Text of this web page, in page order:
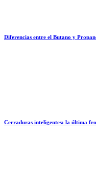
Diferencias entre el Butano y
Cerraduras inteligentes: la última